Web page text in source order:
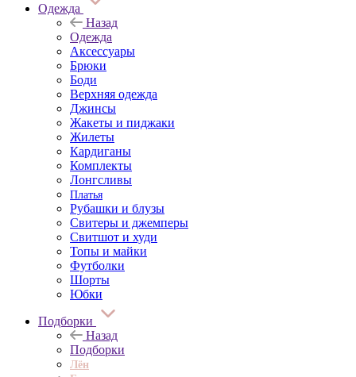
Одежда
Назад
Одежда
Аксессуары
Брюки
Боди
Верхняя одежда
Джинсы
Жакеты и пиджаки
Жилеты
Кардиганы
Комплекты
Лонгсливы
Платья
Рубашки и блузы
Свитеры и джемперы
Свитшот и худи
Топы и майки
Футболки
Шорты
Юбки
Подборки
Назад
Подборки
Лён